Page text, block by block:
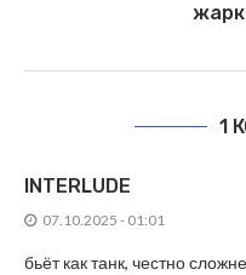
1
INTERLUDE
07.10.2025 - 01:01
бьёт как танк, честно